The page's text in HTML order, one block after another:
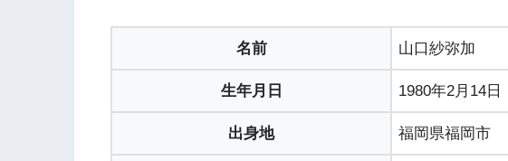
名前 山口紗弥加
生年月日 1980年2月14日
出身地 福岡県福岡市